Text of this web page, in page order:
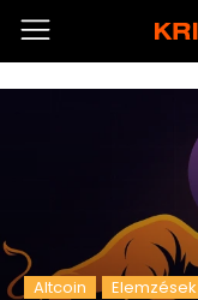
Altcoin Elemzések